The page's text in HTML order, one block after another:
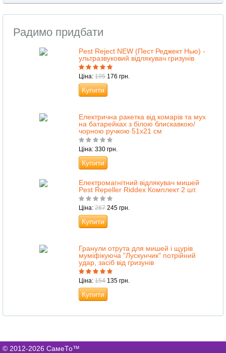
Радимо придбати
Pest Reject NEW (Пест Реджект Нью) -
ультразвуковий відлякувач гризунів
Ціна: 195 176 грн.
Купити
Електрична ракетка від комарів та мух
на батарейках з білою блискавкою/
чорною ручкою 51х21 см
Ціна: 330 грн.
Купити
Електромагнітний відлякувач мишей
Pest Repeller Riddex Комплект 2 шт.
Ціна: 267 245 грн.
Купити
Гранули отрута для мишей і щурів
муміфікуюча "Лускунчик" потрійний
удар, засіб від гризунів
Ціна: 154 135 грн.
Купити
© 2012-2026 СамеТо™